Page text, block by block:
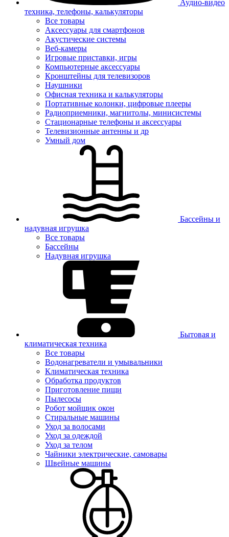
Аудио-видео
техника, телефоны, калькуляторы
Все товары
Аксессуары для смартфонов
Акустические системы
Веб-камеры
Игровые приставки, игры
Компьютерные аксессуары
Кронштейны для телевизоров
Наушники
Офисная техника и калькуляторы
Портативные колонки, цифровые плееры
Радиоприемники, магнитолы, минисистемы
Стационарные телефоны и аксессуары
Телевизионные антенны и др
Умный дом
Бассейны и
надувная игрушка
Все товары
Бассейны
Надувная игрушка
Бытовая и
климатическая техника
Все товары
Водонагреватели и умывальники
Климатическая техника
Обработка продуктов
Приготовление пищи
Пылесосы
Робот мойщик окон
Стиральные машины
Уход за волосами
Уход за одеждой
Уход за телом
Чайники электрические, самовары
Швейные машины